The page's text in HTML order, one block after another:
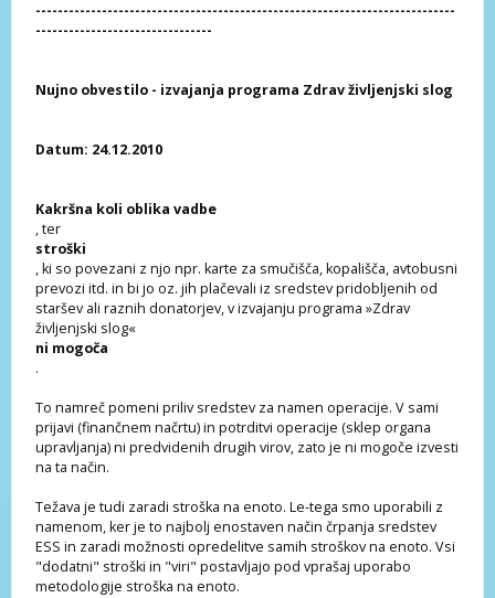
----------------------------------------------------------------------------
--------------------------------
Nujno obvestilo - izvajanja programa Zdrav življenjski slog
Datum: 24.12.2010
Kakršna koli oblika vadbe
, ter
stroški
, ki so povezani z njo npr. karte za smučišča, kopališča, avtobusni
prevozi itd. in bi jo oz. jih plačevali iz sredstev pridobljenih od
staršev ali raznih donatorjev, v izvajanju programa »Zdrav
življenjski slog«
ni mogoča
.
To namreč pomeni priliv sredstev za namen operacije. V sami
prijavi (finančnem načrtu) in potrditvi operacije (sklep organa
upravljanja) ni predvidenih drugih virov, zato je ni mogoče izvesti
na ta način.
Težava je tudi zaradi stroška na enoto. Le-tega smo uporabili z
namenom, ker je to najbolj enostaven način črpanja sredstev
ESS in zaradi možnosti opredelitve samih stroškov na enoto. Vsi
"dodatni" stroški in "viri" postavljajo pod vprašaj uporabo
metodologije stroška na enoto.